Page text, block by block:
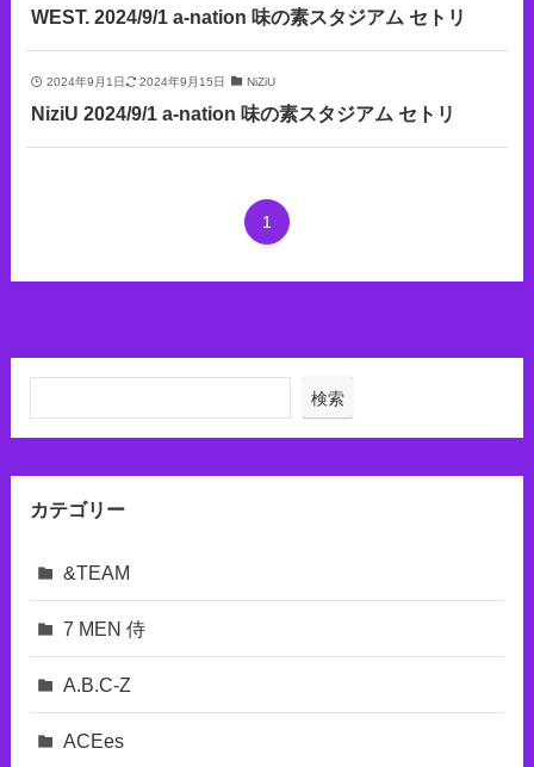
WEST. 2024/9/1 a-nation 味の素スタジアム セトリ
2024年9月1日 2024年9月15日 NiZiU
NiziU 2024/9/1 a-nation 味の素スタジアム セトリ
1
検索
カテゴリー
&TEAM
7 MEN 侍
A.B.C-Z
ACEes